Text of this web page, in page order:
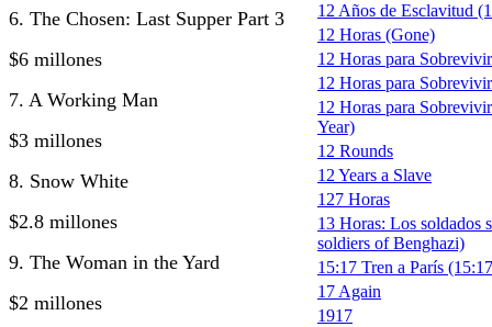
6. The Chosen: Last Supper Part 3
$6 millones
7. A Working Man
$3 millones
8. Snow White
$2.8 millones
9. The Woman in the Yard
$2 millones
12 Años de Esclavitud
12 Horas (Gone)
12 Horas para
12 Horas para
12 Horas para
Year)
12 Rounds
12 Years a Slave
127 Horas
13 Horas: Los soldados
soldiers of Benghazi)
15:17 Tren a París
17 Again
1917